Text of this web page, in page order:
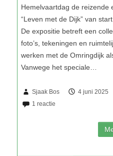
Sjaak Bos 4 juni 2025